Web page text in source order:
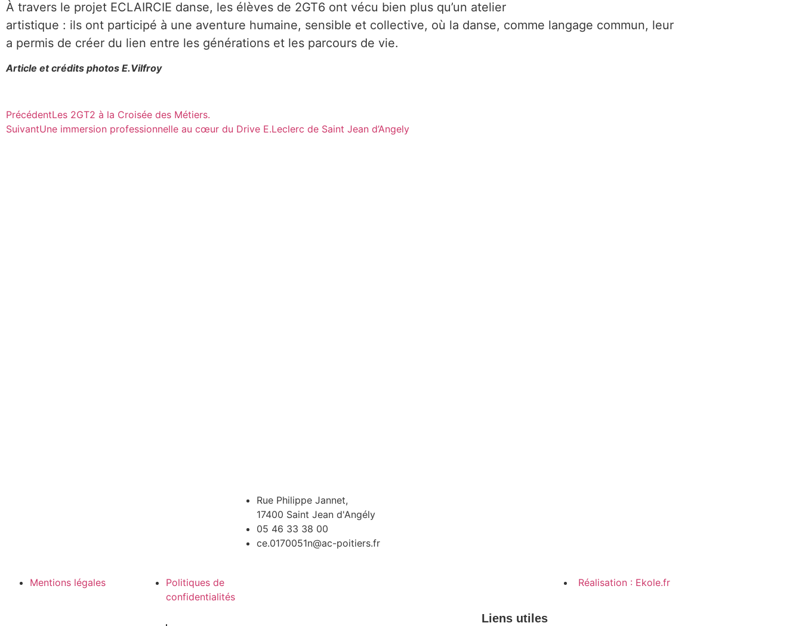
À travers le projet ECLAIRCIE danse, les élèves de 2GT6 ont vécu bien plus qu’un atelier
artistique : ils ont participé à une aventure humaine, sensible et collective, où la danse, comme langage commun, leur
a permis de créer du lien entre les générations et les parcours de vie.
Article et crédits photos E.Vilfroy
PrécédentLes 2GT2 à la Croisée des Métiers.
SuivantUne immersion professionnelle au cœur du Drive E.Leclerc de Saint Jean d’Angely
Rue Philippe Jannet,
17400 Saint Jean d'Angély
05 46 33 38 00
ce.0170051n@ac-poitiers.fr
Mentions légales
Politiques de
confidentialités
Réalisation : Ekole.fr
Liens utiles